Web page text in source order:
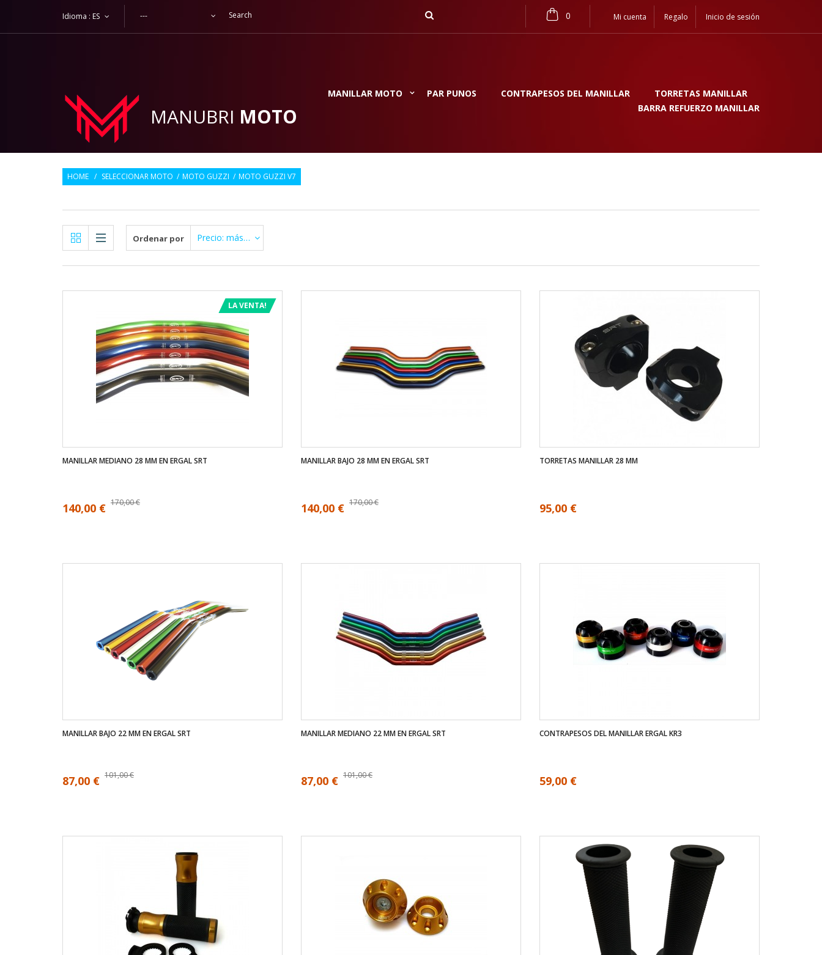
Idioma : ES Mi cuenta Regalo Inicio de sesión
0
---
MANUBRI MOTO
MANILLAR MOTO PAR PUNOS CONTRAPESOS DEL MANILLAR
TORRETAS MANILLAR
BARRA REFUERZO MANILLAR
HOME / SELECCIONAR MOTO / MOTO GUZZI / MOTO GUZZI V7
Ordenar por Precio: más Alto primero
LA VENTA!
MANILLAR MEDIANO 28 MM EN ERGAL SRT
170,00 €
140,00 €
MANILLAR BAJO 28 MM EN ERGAL SRT
170,00 €
140,00 €
TORRETAS MANILLAR 28 MM
95,00 €
MANILLAR BAJO 22 MM EN ERGAL SRT
101,00 €
87,00 €
MANILLAR MEDIANO 22 MM EN ERGAL SRT
101,00 €
87,00 €
CONTRAPESOS DEL MANILLAR ERGAL KR3
59,00 €